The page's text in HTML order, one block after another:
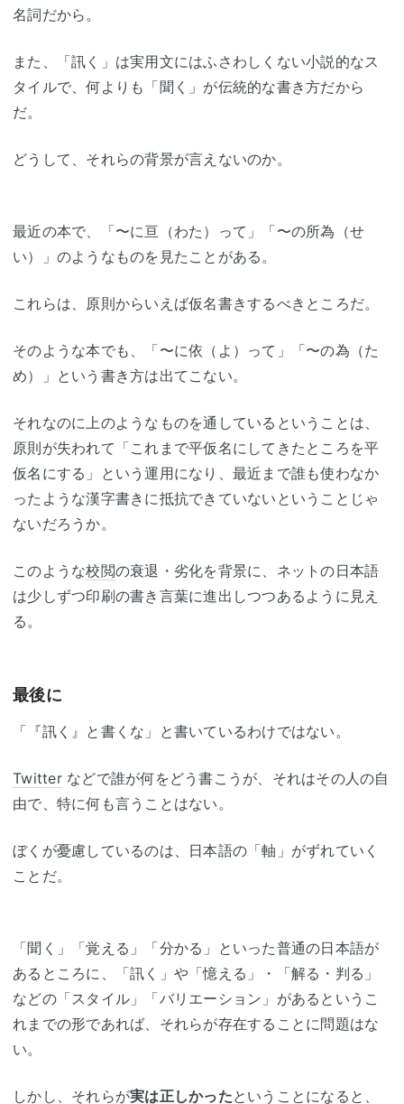
名詞だから。
また、「訊く」は実用文にはふさわしくない小説的なス
タイルで、何よりも「聞く」が伝統的な書き方だから
だ。
どうして、それらの背景が言えないのか。
最近の本で、「〜に亘（わた）って」「〜の所為（せ
い）」のようなものを見たことがある。
これらは、原則からいえば仮名書きするべきところだ。
そのような本でも、「〜に依（よ）って」「〜の為（た
め）」という書き方は出てこない。
それなのに上のようなものを通しているということは、
原則が失われて「これまで平仮名にしてきたところを平
仮名にする」という運用になり、最近まで誰も使わなか
ったような漢字書きに抵抗できていないということじゃ
ないだろうか。
このような校閲の衰退・劣化を背景に、ネットの日本語
は少しずつ印刷の書き言葉に進出しつつあるように見え
る。
最後に
「『訊く』と書くな」と書いているわけではない。
Twitterなどで誰が何をどう書こうが、それはその人の自
由で、特に何も言うことはない。
ぼくが憂慮しているのは、日本語の「軸」がずれていく
ことだ。
「聞く」「覚える」「分かる」といった普通の日本語が
あるところに、「訊く」や「憶える」・「解る・判る」
などの「スタイル」「バリエーション」があるというこ
れまでの形であれば、それらが存在することに問題はな
い。
しかし、それらが実は正しかったということになると、